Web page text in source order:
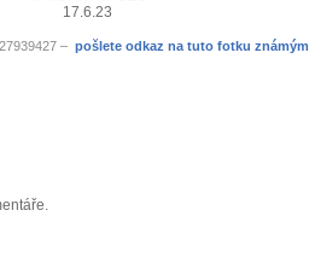
17.6.23
– pošlete odkaz na tuto fotku známým